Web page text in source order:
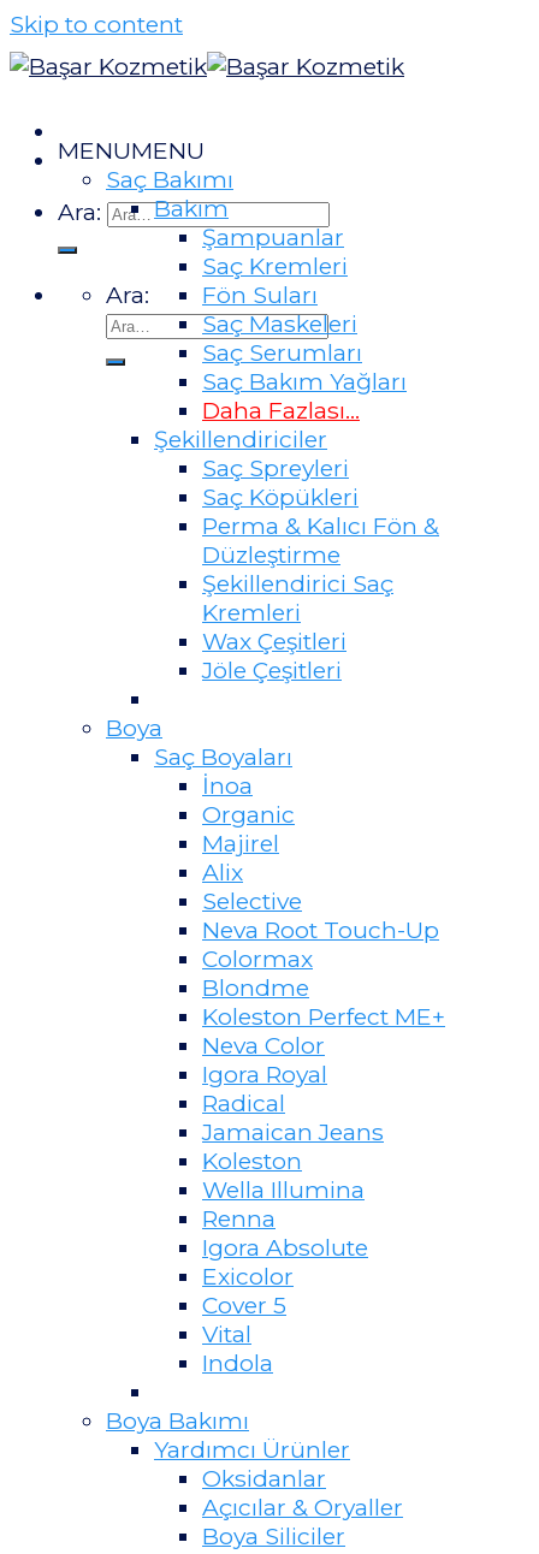
Skip to content
Ara:
Ara:
MENUMENU
Saç Bakımı
Bakım
Şampuanlar
Saç Kremleri
Fön Suları
Saç Maskeleri
Saç Serumları
Saç Bakım Yağları
Daha Fazlası...
Şekillendiriciler
Saç Spreyleri
Saç Köpükleri
Perma & Kalıcı Fön &
Düzleştirme
Şekillendirici Saç
Kremleri
Wax Çeşitleri
Jöle Çeşitleri
Boya
Saç Boyaları
İnoa
Organic
Majirel
Alix
Selective
Neva Root Touch-Up
Colormax
Blondme
Koleston Perfect ME+
Neva Color
Igora Royal
Radical
Jamaican Jeans
Koleston
Wella Illumina
Renna
Igora Absolute
Exicolor
Cover 5
Vital
Indola
Boya Bakımı
Yardımcı Ürünler
Oksidanlar
Açıcılar & Oryaller
Boya Siliciler